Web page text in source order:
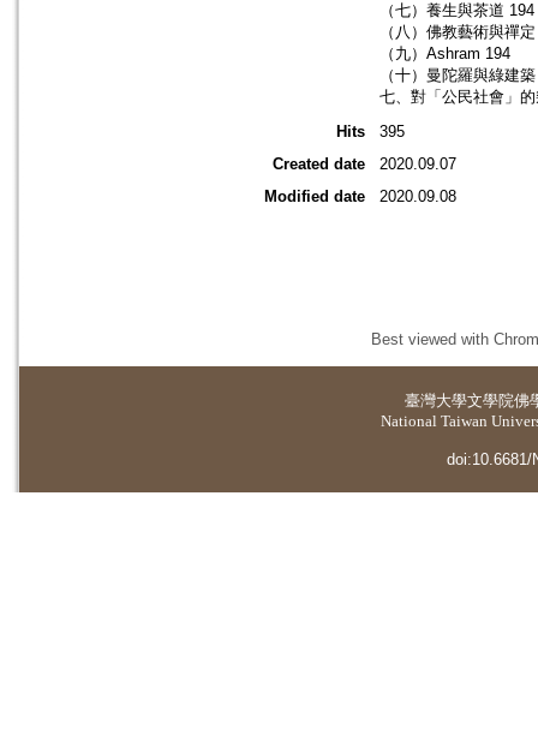
（七）養生與茶道 194
（八）佛教藝術與禪
（九）Ashram 194
（十）曼陀羅與綠建
七、對「公民社會」
Hits
395
Created date
2020.09.07
Modified date
2020.09.08
Best viewed with
臺灣大學文學院佛
National Taiwan
doi:10.6681/